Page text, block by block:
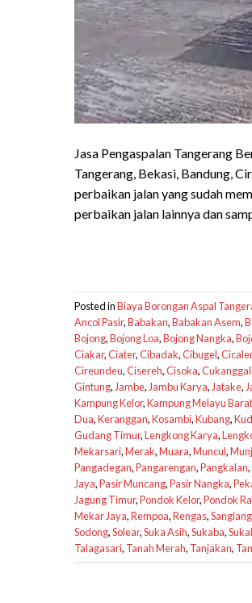
Jasa Pengaspalan Tangerang
Tangerang, Bekasi, Bandung,
perbaikan jalan yang sudah
perbaikan jalan lainnya dan
Posted inBiaya Borongan Aspal
Ancol Pasir,Babakan,Babakan Asem,
Bojong,Bojong Loa,Bojong Nangka,
Ciakar,Ciater,Cibadak,Cibugel,
Cireundeu,Cisereh,Cisoka,
Gintung, Jambe, Jambu Karya, Jatake,
Kampung Kelor,Kampung Melayu Barat
Dua,Keranggan,Kosambi,Kubang,
Gudang Timur,Lengkong Karya,
Mekarsari,Merak,Muara,Muncul,
Pangadegan,Pangarengan,Pangkalan,
Jaya,Pasir Muncang,Pasir Nangka,
Jagung Timur,Pondok Kelor,Pondok
Mekar Jaya,Rempoa,Rengas,Sangiang
Sodong,Solear,Suka Asih,Sukaba,
Talagasari, Tanah Merah, Tanjakan,